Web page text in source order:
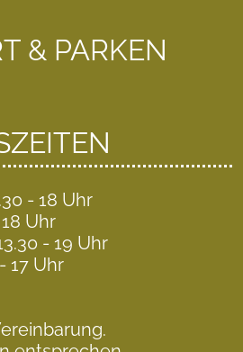
& PARKEN
- 18 Uhr
Uhr
- 19 Uhr
17 Uhr